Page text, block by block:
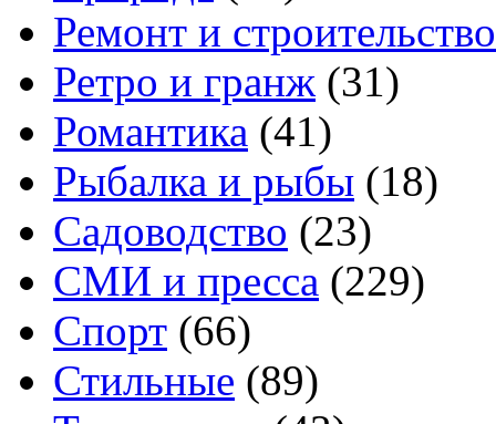
Ремонт и строительство
Ретро и гранж (31)
Романтика (41)
Рыбалка и рыбы (18)
Садоводство (23)
СМИ и пресса (229)
Спорт (66)
Стильные (89)